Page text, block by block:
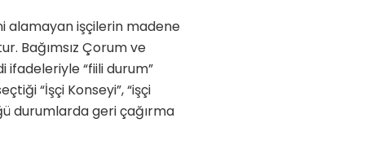
alamayan işçilerin madene
Bağımsız Çorum ve
ifadeleriyle “fiili durum”
“İşçi Konseyi”, “işçi
durumlarda geri çağırma